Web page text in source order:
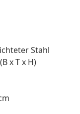
Stahl
x T x H)